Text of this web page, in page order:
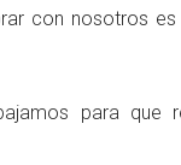
con nosotros
para que